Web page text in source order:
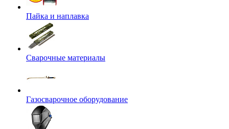
Пайка и наплавка
Сварочные материалы
Газосварочное оборудование